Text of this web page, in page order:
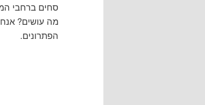
סחים ברחבי
מה עושים?
הפתרונים.